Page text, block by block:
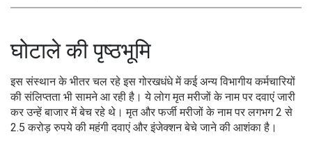
घोटाले की पृष्ठभूमि
इस संस्थान के भीतर चल रहे इस गोरखधंधे में कई अन्य विभागीय कर्मचारियों
की संलिप्तता भी सामने आ रही है। ये लोग मृत मरीजों के नाम पर दवाएं जारी
कर उन्हें बाजार में बेच रहे थे। मृत और फर्जी मरीजों के नाम पर लगभग 2 से
2.5 करोड़ रुपये की महंगी दवाएं और इंजेक्शन बेचे जाने की आशंका है।